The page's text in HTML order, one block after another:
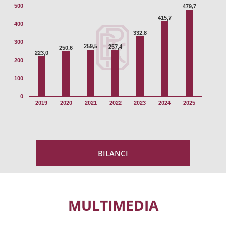
2019 2020 2021 2022 2023 2024 2025
0
100
200
300
400
500
223,0
250,6 259,5 257,4
332,8
415,7
479,7
BILANCI
MULTIMEDIA